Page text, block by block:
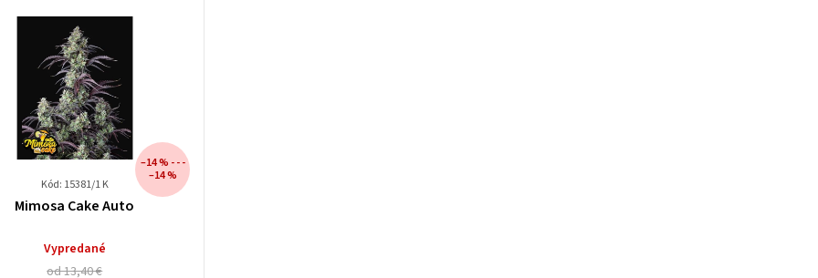
Kód: 15381/1 K
Mimosa Cake Auto
Vypredané
od 13,40 €
–14 % - - -
–14 %